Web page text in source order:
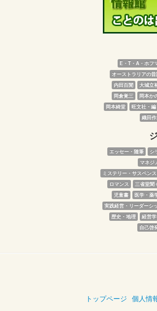
E・T・A・ホフ
オーストラリアの昔
内田百閒
大城立
岡倉覚三
岡本か
岡本綺堂
旺文社・編
織田
エッセー・随筆 シ
マネジ
ミステリー・サスペン
ロマンス
三省堂聞
児童書
医学・薬
実践経営・リーダーシ
歴史・地理
経営
自己啓
トップページ 個人情